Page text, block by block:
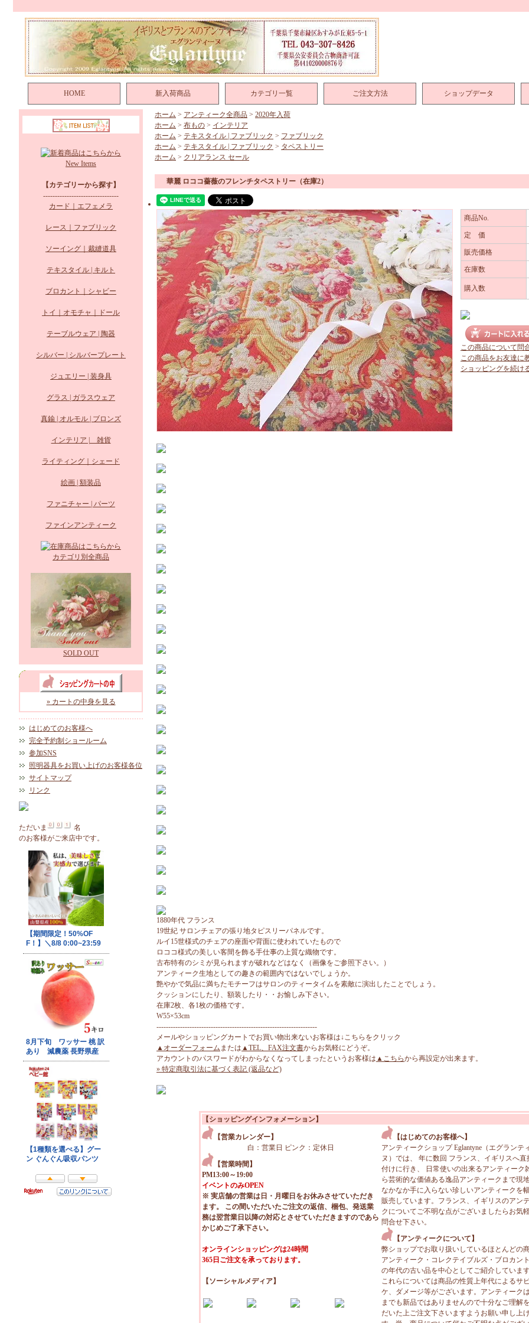
HOME 新入荷商品 カテゴリ一覧 ご注文方法 ショップデータ
New Items
【カテゴリーから探す】
--------------------------------
カード｜エフェメラ
レース｜ファブリック
ソーイング｜裁縫道具
テキスタイル | キルト
ブロカント｜シャビー
トイ｜オモチャ｜ドール
テーブルウェア | 陶器
シルバー | シルバープレート
ジュエリー | 装身具
グラス | ガラスウェア
真鍮 | オルモル | ブロンズ
インテリア | 雑貨
ライティング｜シェード
絵画 | 額装品
ファニチャー | パーツ
ファインアンティーク
カテゴリ別全商品
SOLD OUT
» カートの中身を見る
はじめてのお客様へ
完全予約制ショールーム
参加SNS
照明器具をお買い上げのお客様各位
サイトマップ
リンク
ただいま
名
のお客様がご来店中です。
ホーム > アンティーク全商品 > 2020年入荷
ホーム > 布もの > インテリア
ホーム > テキスタイル | ファブリック > ファブリック
ホーム > テキスタイル | ファブリック > タペストリー
ホーム > クリアランス セール
華麗 ロココ薔薇のフレンチタペストリー （在庫2）
商品No.
定 価
販売価格
在庫数
購入数
この商品について問
この商品をお友達に
ショッピングを続け
1880年代 フランス
19世紀 サロンチェアの張り地タピスリーパネルです。
ルイ15世様式のチェアの座面や背面に使われていたもので
ロココ様式の美しい客間を飾る手仕事の上質な織物です。
古布特有のシミが見られますが破れなどはなく（画像をご参照下さい。）
アンティーク生地としての趣きの範囲内ではないでしょうか。
艶やかで気品に満ちたモチーフはサロンのティータイムを素敵に演出したことでしょう。
クッションにしたり、額装したり・・お愉しみ下さい。
在庫2枚、各1枚の価格です。
W55×53cm
--------------------------------------------------------------------
メールやショッピングカートでお買い物出来ないお客様は↓こちらをクリック
▲オーダーフォーム または ▲TEL、FAX注文書からお気軽にどうぞ。
アカウントのパスワードがわからなくなってしまったというお客様は ▲こちらから再設定が出来ます。
» 特定商取引法に基づく表記 (返品など)
【ショッピングインフォメーション】
【営業カレンダー】
白：営業日 ピンク：定休日
【営業時間】
PM13:00～19:00
イベントのみOPEN
※ 実店舗の営業は日・月曜日をお休みさせていただき
ます。 この間いただいたご注文の返信、梱包、発送業
務は翌営業日以降の対応とさせていただきますのであら
かじめご了承下さい。
オンラインショッピングは24時間
365日ご注文を承っております。
【ソーシャルメディア】
【はじめてのお客様へ】
アンティークショップ Eglantyne（エグランテ
ヌ）では、 年に数回 フランス、イギリスへ直
付けに行き、 日常使いの出来るアンティーク
ら芸術的な価値ある逸品アンティークまで現
なかなか手に入らない珍しいアンティークを
販売しています。フランス、イギリスのアン
クについてご不明な点がございましたらお気
問合せ下さい。
【アンティークについて】
弊ショップでお取り扱いしているほとんどの
アンティーク・コレクテイブルズ・ブロカン
の年代の古い品を中心としてご紹介しています
これらについては商品の性質上年代によるサ
ケ、ダメージ等がございます。アンティーク
までも新品ではありませんので十分なご理解
だいた上ご注文下さいますようお願い申し上